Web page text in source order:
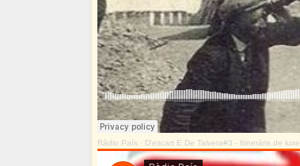
Ràdio País · D'escart E De Talvera#3 - Itineràris de luxe.